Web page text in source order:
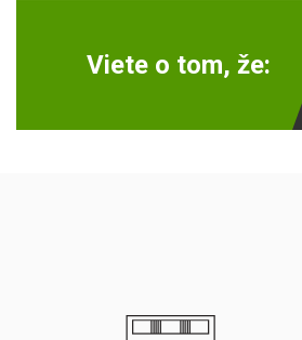
Viete o tom, že: